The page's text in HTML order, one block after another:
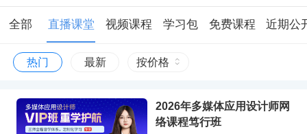
全部 直播课堂 视频课程 学习包 免费课程 近期公
热门 最新 按价格
2026年多媒体应用设计师网
络课程笃行班